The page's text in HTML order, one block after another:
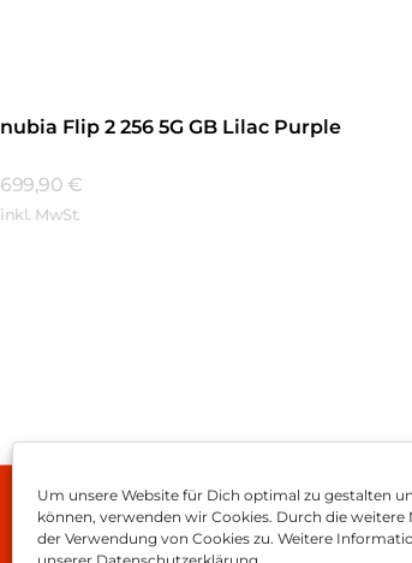
Um unsere Website für Dich optimal zu gestalten
können, verwenden wir Cookies. Durch die
der Verwendung von Cookies zu. Weitere
nubia Flip 2 256 5G GB Lilac Purple
699,90 €
inkl. MwSt.
Impressum